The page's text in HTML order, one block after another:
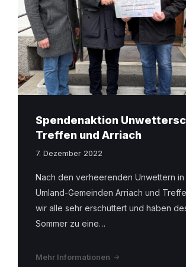
Spendenaktion
Treffen und Arriach
7. Dezember 2022
Nach den verheerenden Unwettern in
Umland-Gemeinden Arriach und
wir alle sehr erschüttert und haben
Sommer zu eine…
Mehr Informationen